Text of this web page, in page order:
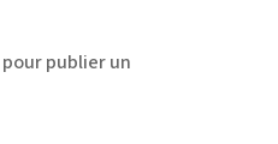
pour publier un